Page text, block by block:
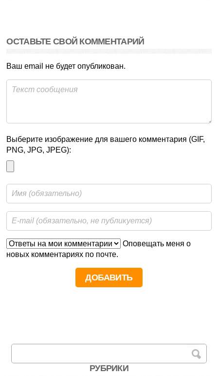
ОСТАВЬТЕ СВОЙ КОММЕНТАРИЙ
Ваш email не будет опубликован.
Выберите изображение для вашего комментария (GIF,
PNG, JPG, JPEG):
Оповещать меня о
новых комментариях по почте.
РУБРИКИ